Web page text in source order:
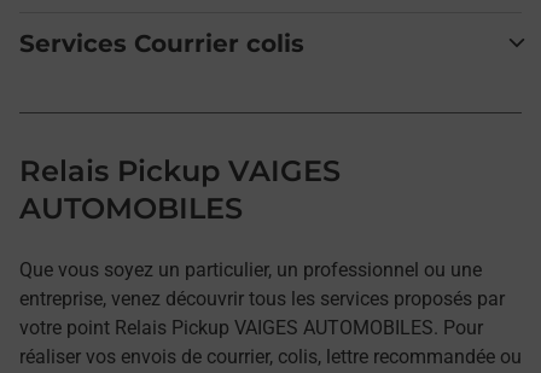
Services Courrier colis
Relais Pickup VAIGES
AUTOMOBILES
Que vous soyez un particulier, un professionnel ou une
entreprise, venez découvrir tous les services proposés par
votre point Relais Pickup VAIGES AUTOMOBILES. Pour
réaliser vos envois de courrier, colis, lettre recommandée ou